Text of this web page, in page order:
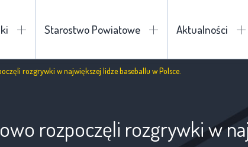
Starostwo Powiatowe Aktualności
rozgrywki w największej lidze baseballu w Polsce.
rozpoczęli rozgrywki w